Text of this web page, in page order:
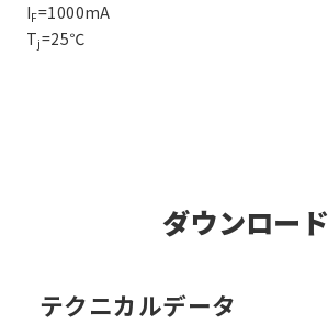
IF=1000mA
Tj=25℃
ダウンロード
テクニカルデータ